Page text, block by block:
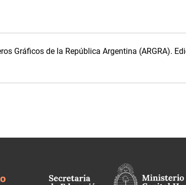
Gráficos de la República Argentina (ARGRA).